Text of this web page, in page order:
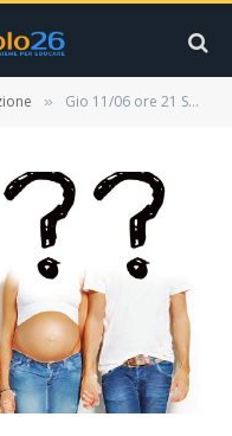
» Gio 11/06 ore 21 Sarà ancora possibile dire mamma e papà?